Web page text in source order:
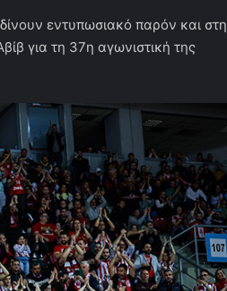
εντυπωσιακό παρόν και στη
για τη 37η αγωνιστική της